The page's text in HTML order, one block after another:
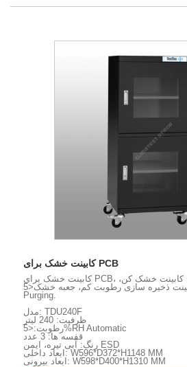
کابینت خشک برای PCB
کابینت خشک برای PCB، کابینت خشک الکترونیکی، کابینت خشک کن،
کابینت ذخیره سازی رطوبت کم، جعبه خشک<5%RH with N2
Purging.
مدل: TDU240F
ظرفیت: 240 لیتر
رطوبت:<5%RH Automatic
قفسه ها: 3 عدد
رنگ: آبی تیره، ایمن ESD
ابعاد داخلی: W596*D372*H1148 MM
ابعاد بیرونی: W598*D400*H1310 MM